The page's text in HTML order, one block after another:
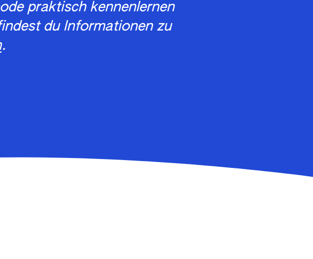
praktisch kennenlernen
du Informationen zu
.